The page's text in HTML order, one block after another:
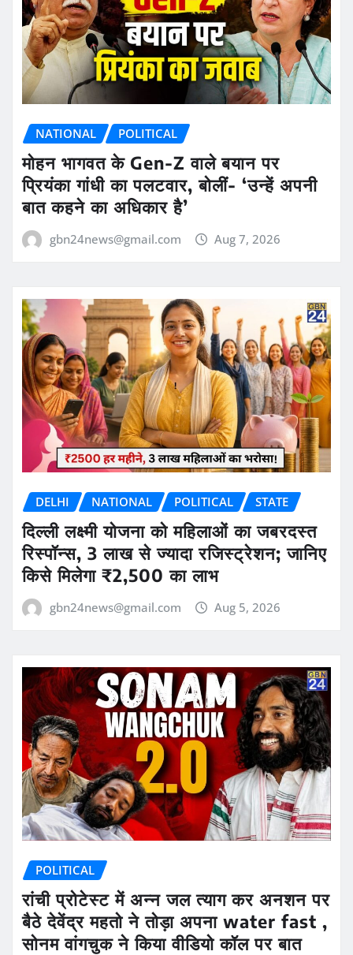
NATIONAL POLITICAL
मोहन भागवत के Gen-Z वाले बयान पर
प्रियंका गांधी का पलटवार, बोलीं- ‘उन्हें अपनी
बात कहने का अधिकार है’
gbn24news@gmail.com Aug 7, 2026
DELHI NATIONAL POLITICAL STATE
दिल्ली लक्ष्मी योजना को महिलाओं का जबरदस्त
रिस्पॉन्स, 3 लाख से ज्यादा रजिस्ट्रेशन; जानिए
किसे मिलेगा ₹2,500 का लाभ
gbn24news@gmail.com Aug 5, 2026
POLITICAL
रांची प्रोटेस्ट में अन्न जल त्याग कर अनशन पर
बैठे देवेंद्र महतो ने तोड़ा अपना water fast ,
सोनम वांगचुक ने किया वीडियो कॉल पर बात